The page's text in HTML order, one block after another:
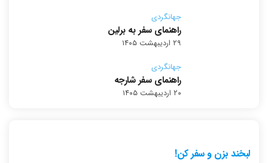
جهانگردی
راهنمای سفر به برلین
۲۹ اردیبهشت ۱۴۰۵
جهانگردی
راهنمای سفر شارجه
۲۰ اردیبهشت ۱۴۰۵
لبخند بزن و سفر کن!